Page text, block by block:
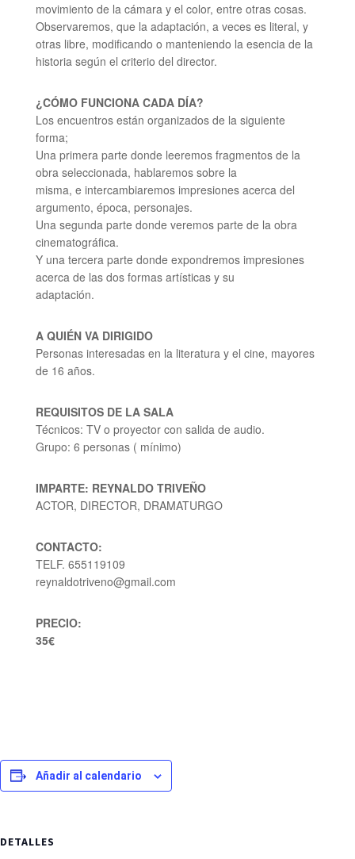
movimiento de la cámara y el color, entre otras cosas.
Observaremos, que la adaptación, a veces es literal, y
otras libre, modificando o manteniendo la esencia de la
historia según el criterio del director.​
¿CÓMO FUNCIONA CADA DÍA?
Los encuentros están organizados de la siguiente
forma;
Una primera parte donde leeremos fragmentos de la
obra seleccionada, hablaremos sobre la
misma, e intercambiaremos impresiones acerca del
argumento, época, personajes.
Una segunda parte donde veremos parte de la obra
cinematográfica.
Y una tercera parte donde expondremos impresiones
acerca de las dos formas artísticas y su
adaptación.
A QUIÉN VA DIRIGIDO
Personas interesadas en la literatura y el cine, mayores
de 16 años.
REQUISITOS DE LA SALA
Técnicos: TV o proyector con salida de audio.
Grupo: 6 personas ( mínimo)
IMPARTE: REYNALDO TRIVEÑO
ACTOR, DIRECTOR, DRAMATURGO
CONTACTO:
TELF. 655119109
reynaldotriveno@gmail.com
PRECIO:
35€
Añadir al calendario
DETALLES